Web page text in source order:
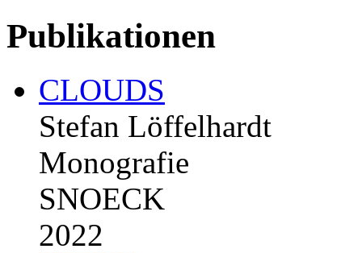
Publikationen
CLOUDS
Stefan Löffelhardt
Monografie
SNOECK
2022